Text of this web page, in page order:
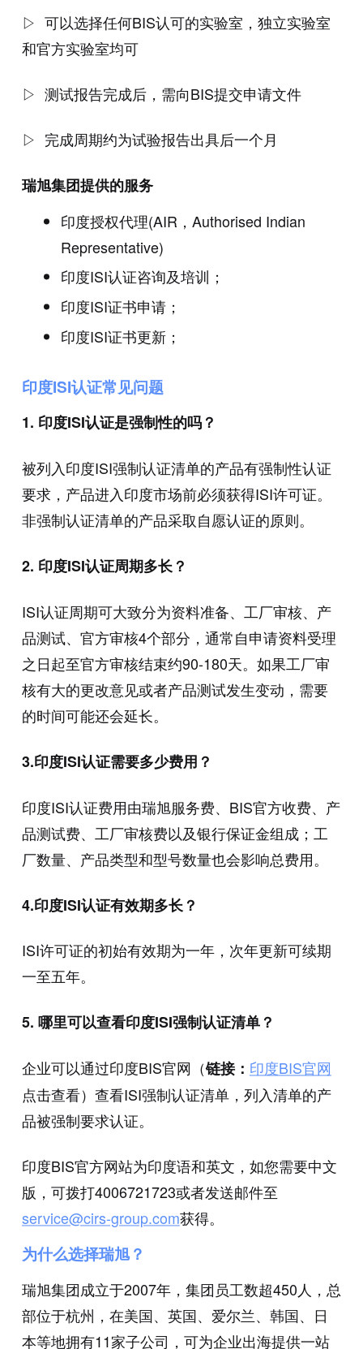
▷ 可以选择任何BIS认可的实验室，独立实验室
和官方实验室均可
▷ 测试报告完成后，需向BIS提交申请文件
▷ 完成周期约为试验报告出具后一个月
瑞旭集团提供的服务
印度授权代理(AIR，Authorised Indian
Representative)
印度ISI认证咨询及培训；
印度ISI证书申请；
印度ISI证书更新；
印度ISI认证常见问题
1. 印度ISI认证是强制性的吗？
被列入印度ISI强制认证清单的产品有强制性认证
要求，产品进入印度市场前必须获得ISI许可证。
非强制认证清单的产品采取自愿认证的原则。
2. 印度ISI认证周期多长？
ISI认证周期可大致分为资料准备、工厂审核、产
品测试、官方审核4个部分，通常自申请资料受理
之日起至官方审核结束约90-180天。如果工厂审
核有大的更改意见或者产品测试发生变动，需要
的时间可能还会延长。
3.印度ISI认证需要多少费用？
印度ISI认证费用由瑞旭服务费、BIS官方收费、产
品测试费、工厂审核费以及银行保证金组成；工
厂数量、产品类型和型号数量也会影响总费用。
4.印度ISI认证有效期多长？
ISI许可证的初始有效期为一年，次年更新可续期
一至五年。
5. 哪里可以查看印度ISI强制认证清单？
企业可以通过印度BIS官网（链接： 印度BIS官网
点击查看）查看ISI强制认证清单，列入清单的产
品被强制要求认证。
印度BIS官方网站为印度语和英文，如您需要中文
版，可拨打4006721723或者发送邮件至
service@cirs-group.com获得。
为什么选择瑞旭？
瑞旭集团成立于2007年，集团员工数超450人，总
部位于杭州，在美国、英国、爱尔兰、韩国、日
本等地拥有11家子公司，可为企业出海提供一站